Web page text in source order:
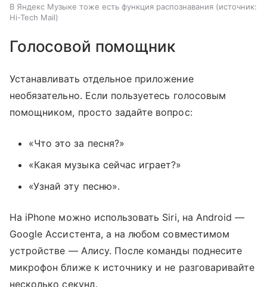
В Яндекс Музыке тоже есть функция распознавания
источник:
Hi-Tech Mail
Голосовой помощник
Устанавливать отдельное приложение
необязательно. Если пользуетесь голосовым
помощником, просто задайте вопрос:
«Что это за песня?»
«Какая музыка сейчас играет?»
«Узнай эту песню».
На iPhone можно использовать Siri, на Android —
Google Ассистента, а на любом совместимом
устройстве — Алису. После команды поднесите
микрофон ближе к источнику и не разговаривайте
несколько секунд.